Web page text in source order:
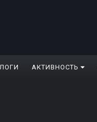
АКТИВНОСТЬ